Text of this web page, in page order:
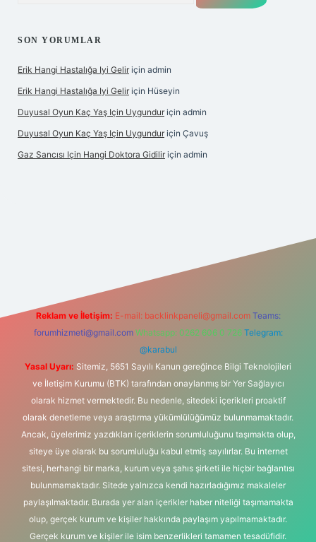
SON YORUMLAR
Erik Hangi Hastalığa Iyi Gelir için admin
Erik Hangi Hastalığa Iyi Gelir için Hüseyin
Duyusal Oyun Kaç Yaş Için Uygundur için admin
Duyusal Oyun Kaç Yaş Için Uygundur için Çavuş
Gaz Sancısı Için Hangi Doktora Gidilir için admin
Reklam ve İletişim: E-mail: backlinkpaneli@gmail.com Teams:
forumhizmeti@gmail.com Whatsapp: 0262 606 0 726 Telegram:
@karabul
Yasal Uyarı: Sitemiz, 5651 Sayılı Kanun gereğince Bilgi Teknolojileri
ve İletişim Kurumu (BTK) tarafından onaylanmış bir Yer Sağlayıcı
olarak hizmet vermektedir. Bu nedenle, sitedeki içerikleri proaktif
olarak denetleme veya araştırma yükümlülüğümüz bulunmamaktadır.
Ancak, üyelerimiz yazdıkları içeriklerin sorumluluğunu taşımakta olup,
siteye üye olarak bu sorumluluğu kabul etmiş sayılırlar. Bu internet
sitesi, herhangi bir marka, kurum veya şahıs şirketi ile hiçbir bağlantısı
bulunmamaktadır. Sitede yalnızca kendi hazırladığımız makaleler
paylaşılmaktadır. Burada yer alan içerikler haber niteliği taşımamakta
olup, gerçek kurum ve kişiler hakkında paylaşım yapılmamaktadır.
Gerçek kurum ve kişiler ile isim benzerlikleri tamamen tesadüfidir.